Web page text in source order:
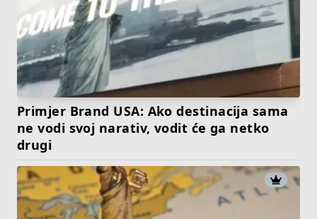
Primjer Brand USA: Ako destinacija sama
ne vodi svoj narativ, vodit će ga netko
drugi